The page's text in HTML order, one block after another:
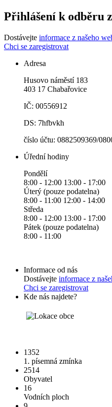
Přihlášení k odběru
Dostávejte informace z našeho
Chci se zaregistrovat
Adresa
Husovo náměstí 183
403 17 Chabařovice
IČ: 00556912
DS: 7hfbvkh
číslo účtu: 0882509369/
Úřední hodiny
Pondělí
8:00 - 12:00 13:00 - 17:00
Úterý (pouze podatelna)
8:00 - 11:00 12:00 - 14:00
Středa
8:00 - 12:00 13:00 - 17:00
Pátek (pouze podatelna)
8:00 - 11:00
Informace od nás
Dostávejte informace z
Chci se zaregistrovat
Kde nás najdete?
1352
1. písemná zmínka
2514
Obyvatel
16
Vodních ploch